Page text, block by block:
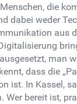
die
dabei weder
aus
man
dass die
ist. In Kassel,
Wer bereit ist,